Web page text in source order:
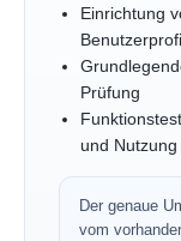
Einrichtung
Prüfung
und Nutzung
Der genaue
vom